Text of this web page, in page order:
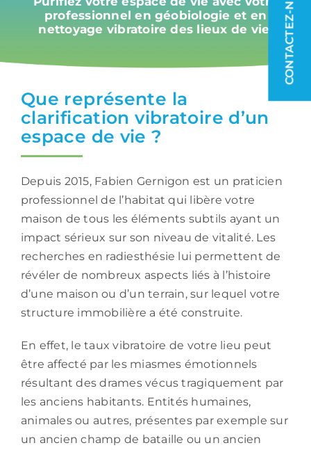
professionnel en géobiologie et en
nettoyage vibratoire des lieux de vie.
Que représente la
clarification vibratoire d’un
espace de vie ?
Depuis 2015, Fabien Gernigon est un praticien
professionnel de l’habitat qui libère votre
maison de tous les éléments subtils ayant un
impact sérieux sur son niveau de vitalité. Les
recherches en radiesthésie lui permettent de
révéler de nombreux aspects liés à l’histoire
d’une maison ou d’un terrain, sur lequel votre
structure immobilière a été construite.
En effet, le taux vibratoire de votre lieu peut
être affecté par les miasmes émotionnels
résultant des drames vécus tragiquement par
les anciens habitants. Entités humaines,
animales ou autres, présentes par exemple sur
un ancien champ de bataille ou un ancien
CONTACTEZ-NOUS